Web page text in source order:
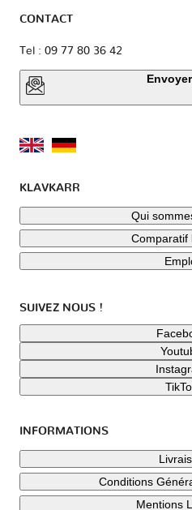
CONTACT
Tel : 09 77 80 36 42
KLAVKARR
Qui
Comparatif
SUIVEZ NOUS !
INFORMATIONS
Conditions
Mentions